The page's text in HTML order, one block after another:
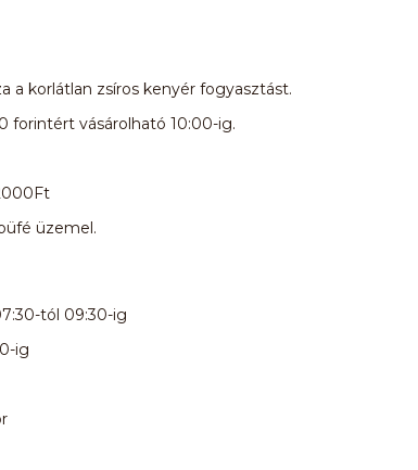
a korlátlan zsíros kenyér fogyasztást.
forintért vásárolható 10:00-ig.
üzemel.
tól 09:30-ig
ig